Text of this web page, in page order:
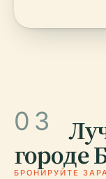
03
городе
БРОНИРУЙТЕ